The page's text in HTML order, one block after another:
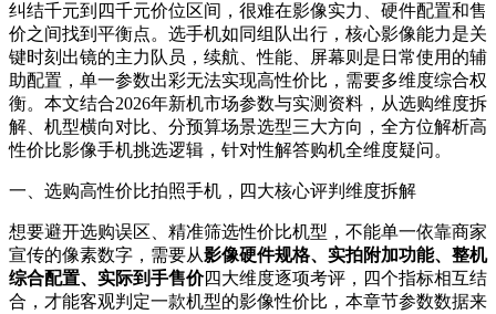
纠结千元到四千元价位区间，很难在影像实力、硬件配置和售
价之间找到平衡点。选手机如同组队出行，核心影像能力是关
键时刻出镜的主力队员，续航、性能、屏幕则是日常使用的辅
助配置，单一参数出彩无法实现高性价比，需要多维度综合权
衡。本文结合2026年新机市场参数与实测资料，从选购维度拆
解、机型横向对比、分预算场景选型三大方向，全方位解析高
性价比影像手机挑选逻辑，针对性解答购机全维度疑问。
一、选购高性价比拍照手机，四大核心评判维度拆解
想要避开选购误区、精准筛选性价比机型，不能单一依靠商家
宣传的像素数字，需要从影像硬件规格、实拍附加功能、整机
综合配置、实际到手售价四大维度逐项考评，四个指标相互结
合，才能客观判定一款机型的影像性价比，本章节参数数据来